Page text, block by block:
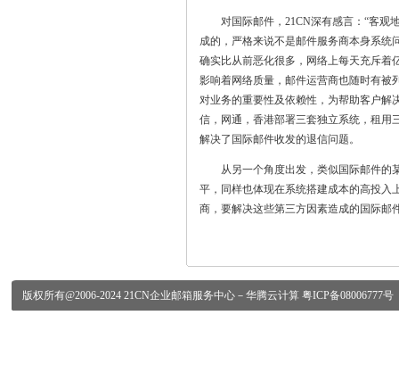
对国际邮件，21CN深有感言：“客观
成的，严格来说不是邮件服务商本身系统
确实比从前恶化很多，网络上每天充斥
影响着网络质量，邮件运营商也随时有被
对业务的重要性及依赖性，为帮助客户解
信，网通，香港部署三套独立系统，租用
解决了国际邮件收发的退信问题。
从另一个角度出发，类似国际邮件的
平，同样也体现在系统搭建成本的高投入
商，要解决这些第三方因素造成的国际邮
版权所有@2006-2024 21CN企业邮箱服务中心－华腾云计算 粤ICP备08006777号